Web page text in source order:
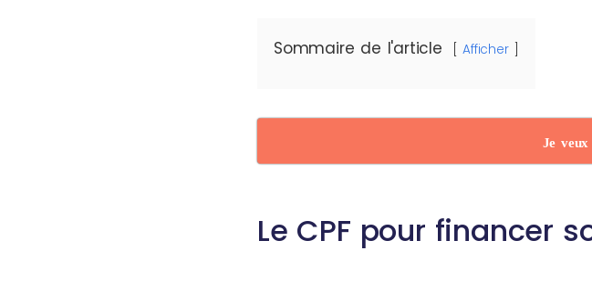
Sommaire de l'article Afficher
Je
Le CPF pour financer